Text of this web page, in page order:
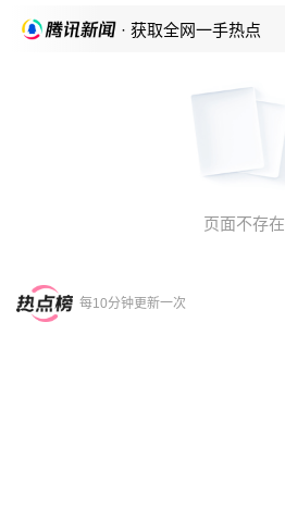
· 获取全网一手热点
页面不存在
每10分钟更新一次